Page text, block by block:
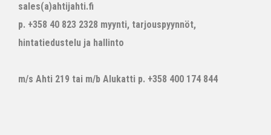
sales(a)ahtijahti.fi
p. +358 40 823 2328 myynti, tarjouspyynnöt,
hintatiedustelu ja hallinto
m/s Ahti 219 tai m/b Alukatti p. +358 400 174 844